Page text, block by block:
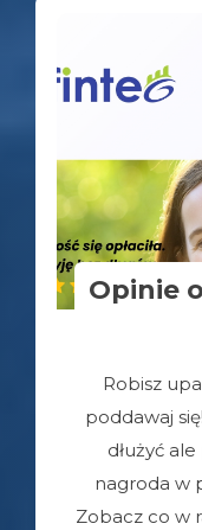
Opinie
Robisz
poddawaj
dłużyć
nagroda w
Zobacz co w